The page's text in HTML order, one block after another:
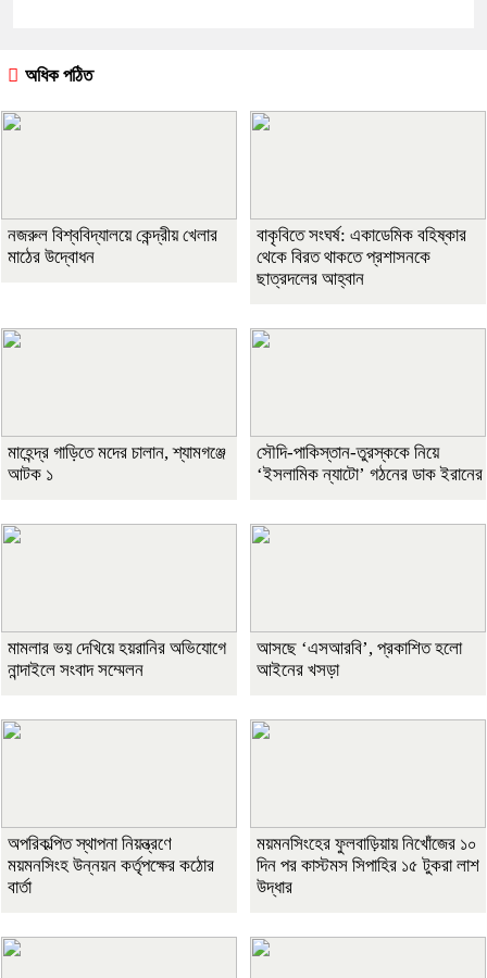
অধিক পঠিত
নজরুল বিশ্ববিদ্যালয়ে কেন্দ্রীয় খেলার
মাঠের উদ্বোধন
বাকৃবিতে সংঘর্ষ: একাডেমিক বহিষ্কার
থেকে বিরত থাকতে প্রশাসনকে
ছাত্রদলের আহ্বান
মাহেন্দ্র গাড়িতে মদের চালান, শ্যামগঞ্জে
আটক ১
সৌদি-পাকিস্তান-তুরস্ককে নিয়ে
‘ইসলামিক ন্যাটো’ গঠনের ডাক ইরানের
মামলার ভয় দেখিয়ে হয়রানির অভিযোগে
নান্দাইলে সংবাদ সম্মেলন
আসছে ‘এসআরবি’, প্রকাশিত হলো
আইনের খসড়া
অপরিকল্পিত স্থাপনা নিয়ন্ত্রণে
ময়মনসিংহ উন্নয়ন কর্তৃপক্ষের কঠোর
বার্তা
ময়মনসিংহের ফুলবাড়িয়ায় নিখোঁজের ১০
দিন পর কাস্টমস সিপাহির ১৫ টুকরা লাশ
উদ্ধার